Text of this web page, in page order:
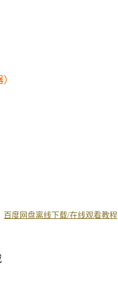
百度网盘离线下载/在线观看教程